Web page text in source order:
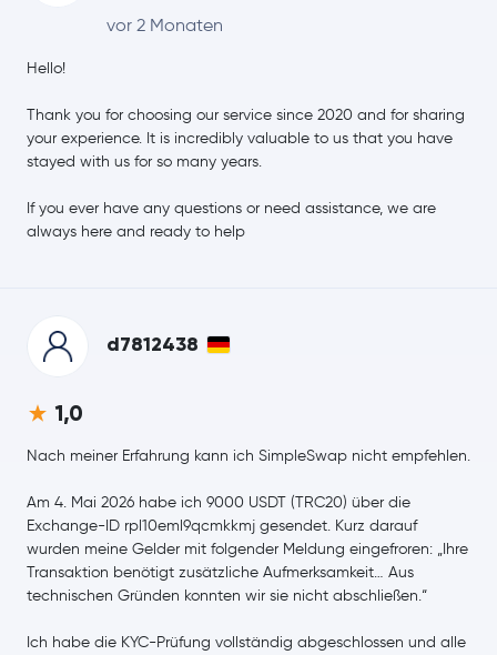
Solana SOL
EOS EOS
vor 2 Monaten
Hello!
Thank you for choosing our service since 2020 and for sharing
your experience. It is incredibly valuable to us that you have
stayed with us for so many years.
If you ever have any questions or need assistance, we are
always here and ready to help
d7812438
1,0
Nach meiner Erfahrung kann ich SimpleSwap nicht empfehlen.
Am 4. Mai 2026 habe ich 9000 USDT (TRC20) über die
Exchange-ID rpl10eml9qcmkkmj gesendet. Kurz darauf
wurden meine Gelder mit folgender Meldung eingefroren: „Ihre
Transaktion benötigt zusätzliche Aufmerksamkeit… Aus
technischen Gründen konnten wir sie nicht abschließen.“
Ich habe die KYC-Prüfung vollständig abgeschlossen und alle